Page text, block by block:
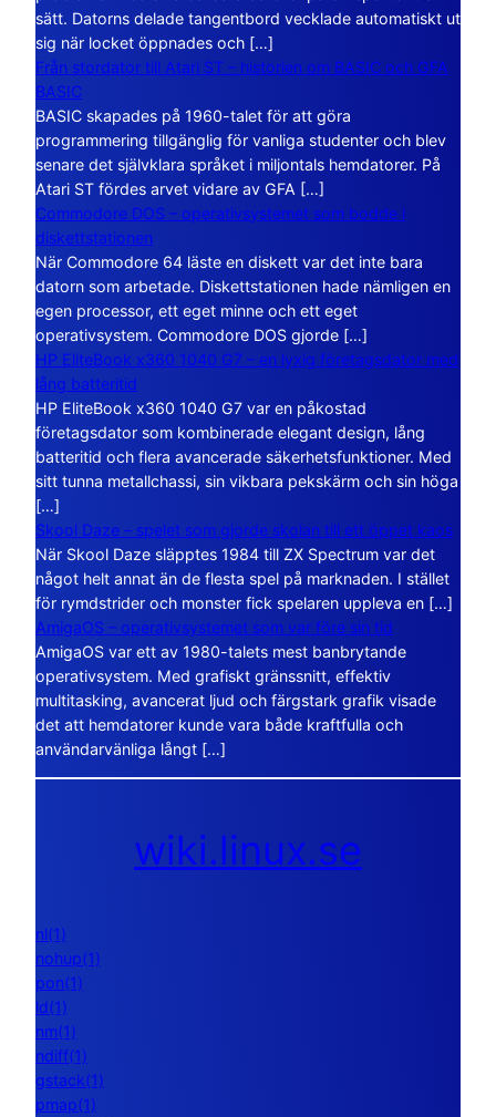
sätt. Datorns delade tangentbord vecklade automatiskt ut
sig när locket öppnades och […]
Från stordator till Atari ST – historien om BASIC och GFA
BASIC
BASIC skapades på 1960-talet för att göra
programmering tillgänglig för vanliga studenter och blev
senare det självklara språket i miljontals hemdatorer. På
Atari ST fördes arvet vidare av GFA […]
Commodore DOS – operativsystemet som bodde i
diskettstationen
När Commodore 64 läste en diskett var det inte bara
datorn som arbetade. Diskettstationen hade nämligen en
egen processor, ett eget minne och ett eget
operativsystem. Commodore DOS gjorde […]
HP EliteBook x360 1040 G7 – en lyxig företagsdator med
lång batteritid
HP EliteBook x360 1040 G7 var en påkostad
företagsdator som kombinerade elegant design, lång
batteritid och flera avancerade säkerhetsfunktioner. Med
sitt tunna metallchassi, sin vikbara pekskärm och sin höga
[…]
Skool Daze – spelet som gjorde skolan till ett öppet kaos
När Skool Daze släpptes 1984 till ZX Spectrum var det
något helt annat än de flesta spel på marknaden. I stället
för rymdstrider och monster fick spelaren uppleva en […]
AmigaOS – operativsystemet som var före sin tid
AmigaOS var ett av 1980-talets mest banbrytande
operativsystem. Med grafiskt gränssnitt, effektiv
multitasking, avancerat ljud och färgstark grafik visade
det att hemdatorer kunde vara både kraftfulla och
användarvänliga långt […]
wiki.linux.se
nl(1)
nohup(1)
pon(1)
ld(1)
nm(1)
ndiff(1)
gstack(1)
pmap(1)